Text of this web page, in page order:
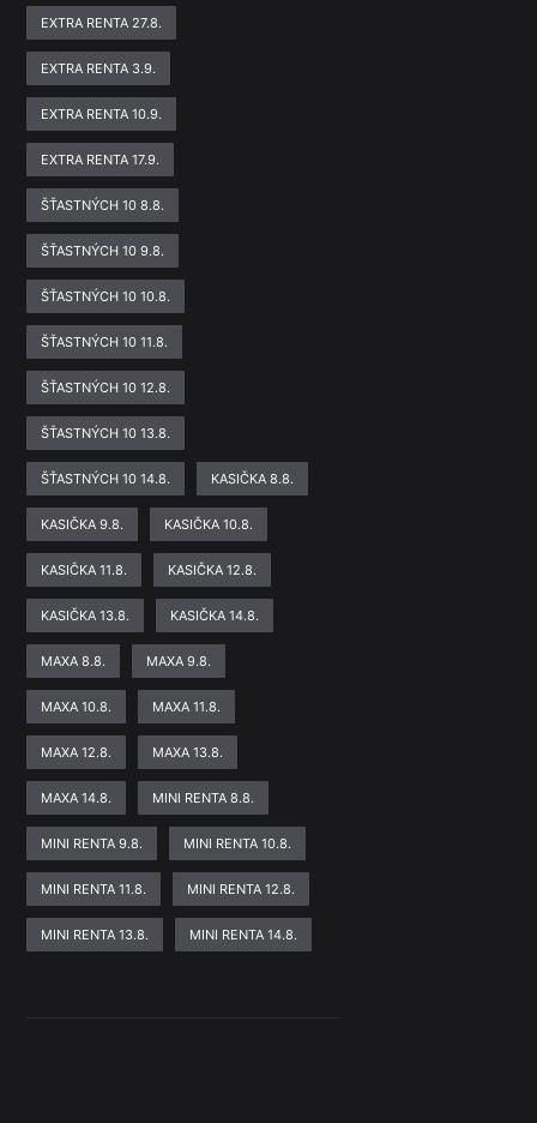
EXTRA RENTA 27.8.
EXTRA RENTA 3.9.
EXTRA RENTA 10.9.
EXTRA RENTA 17.9.
ŠŤASTNÝCH 10 8.8.
ŠŤASTNÝCH 10 9.8.
ŠŤASTNÝCH 10 10.8.
ŠŤASTNÝCH 10 11.8.
ŠŤASTNÝCH 10 12.8.
ŠŤASTNÝCH 10 13.8.
ŠŤASTNÝCH 10 14.8. KASIČKA 8.8.
KASIČKA 9.8. KASIČKA 10.8.
KASIČKA 11.8. KASIČKA 12.8.
KASIČKA 13.8. KASIČKA 14.8.
MAXA 8.8. MAXA 9.8.
MAXA 10.8. MAXA 11.8.
MAXA 12.8. MAXA 13.8.
MAXA 14.8. MINI RENTA 8.8.
MINI RENTA 9.8. MINI RENTA 10.8.
MINI RENTA 11.8. MINI RENTA 12.8.
MINI RENTA 13.8. MINI RENTA 14.8.